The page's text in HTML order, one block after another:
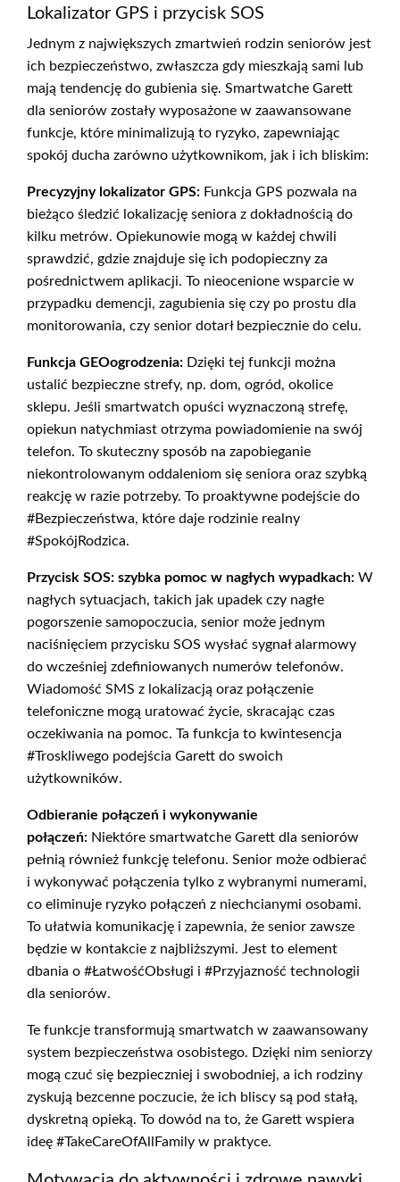
Lokalizator GPS i przycisk SOS
Jednym z największych zmartwień rodzin seniorów jest
ich bezpieczeństwo, zwłaszcza gdy mieszkają sami lub
mają tendencję do gubienia się. Smartwatche Garett
dla seniorów zostały wyposażone w zaawansowane
funkcje, które minimalizują to ryzyko, zapewniając
spokój ducha zarówno użytkownikom, jak i ich bliskim:
Precyzyjny lokalizator GPS: Funkcja GPS pozwala na
bieżąco śledzić lokalizację seniora z dokładnością do
kilku metrów. Opiekunowie mogą w każdej chwili
sprawdzić, gdzie znajduje się ich podopieczny za
pośrednictwem aplikacji. To nieocenione wsparcie w
przypadku demencji, zagubienia się czy po prostu dla
monitorowania, czy senior dotarł bezpiecznie do celu.
Funkcja GEOogrodzenia: Dzięki tej funkcji można
ustalić bezpieczne strefy, np. dom, ogród, okolice
sklepu. Jeśli smartwatch opuści wyznaczoną strefę,
opiekun natychmiast otrzyma powiadomienie na swój
telefon. To skuteczny sposób na zapobieganie
niekontrolowanym oddaleniom się seniora oraz szybką
reakcję w razie potrzeby. To proaktywne podejście do
#Bezpieczeństwa, które daje rodzinie realny
#SpokójRodzica.
Przycisk SOS: szybka pomoc w nagłych wypadkach: W
nagłych sytuacjach, takich jak upadek czy nagłe
pogorszenie samopoczucia, senior może jednym
naciśnięciem przycisku SOS wysłać sygnał alarmowy
do wcześniej zdefiniowanych numerów telefonów.
Wiadomość SMS z lokalizacją oraz połączenie
telefoniczne mogą uratować życie, skracając czas
oczekiwania na pomoc. Ta funkcja to kwintesencja
#Troskliwego podejścia Garett do swoich
użytkowników.
Odbieranie połączeń i wykonywanie
połączeń: Niektóre smartwatche Garett dla seniorów
pełnią również funkcję telefonu. Senior może odbierać
i wykonywać połączenia tylko z wybranymi numerami,
co eliminuje ryzyko połączeń z niechcianymi osobami.
To ułatwia komunikację i zapewnia, że senior zawsze
będzie w kontakcie z najbliższymi. Jest to element
dbania o #ŁatwośćObsługi i #Przyjazność technologii
dla seniorów.
Te funkcje transformują smartwatch w zaawansowany
system bezpieczeństwa osobistego. Dzięki nim seniorzy
mogą czuć się bezpieczniej i swobodniej, a ich rodziny
zyskują bezcenne poczucie, że ich bliscy są pod stałą,
dyskretną opieką. To dowód na to, że Garett wspiera
ideę #TakeCareOfAllFamily w praktyce.